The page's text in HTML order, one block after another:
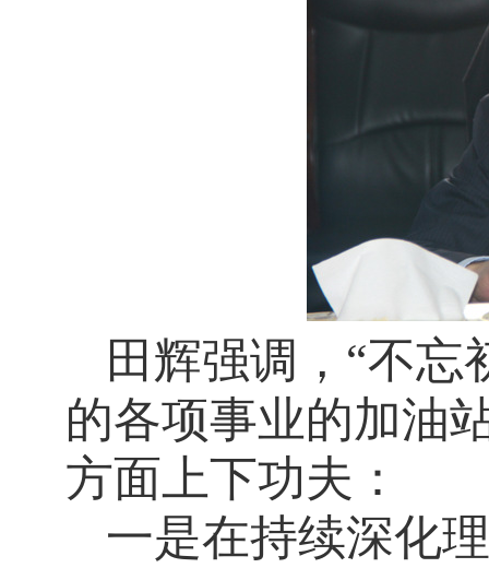
田辉强调，“不
的各项事业的加油
方面上下功夫：
一是在持续深化